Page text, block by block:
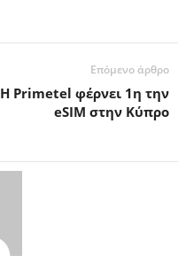
Επόμενο άρθρο
Η Primetel φέρνει 1η την
eSIM στην Κύπρο